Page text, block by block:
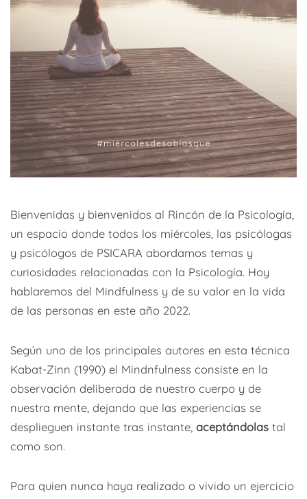
Bienvenidas y bienvenidos al Rincón de la Psicología,
un espacio donde todos los miércoles, las psicólogas
y psicólogos de PSICARA abordamos temas y
curiosidades relacionadas con la Psicología. Hoy
hablaremos del Mindfulness y de su valor en la vida
de las personas en este año 2022.
Según uno de los principales autores en esta técnica
Kabat-Zinn (1990) el Mindnfulness consiste en la
observación deliberada de nuestro cuerpo y de
nuestra mente, dejando que las experiencias se
desplieguen instante tras instante, aceptándolas tal
como son.
Para quien nunca haya realizado o vivido un ejercicio